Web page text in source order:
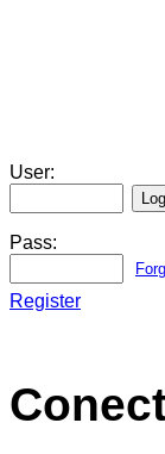
User:
Pass:
Register